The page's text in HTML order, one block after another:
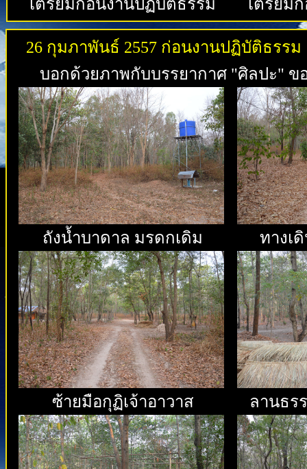
เตรียมก่อนงานปฏิบัติธรรม เตรียม
26 กุมภาพันธ์ 2557 ก่อนงานปฏิบัติธรรม
บอกด้วยภาพกับบรรยากาศ "ศิลปะ"
ถังน้ำบาดาล มรดกเดิม ทางเ
ซ้ายมือกุฏิเจ้าอาวาส ลานธร